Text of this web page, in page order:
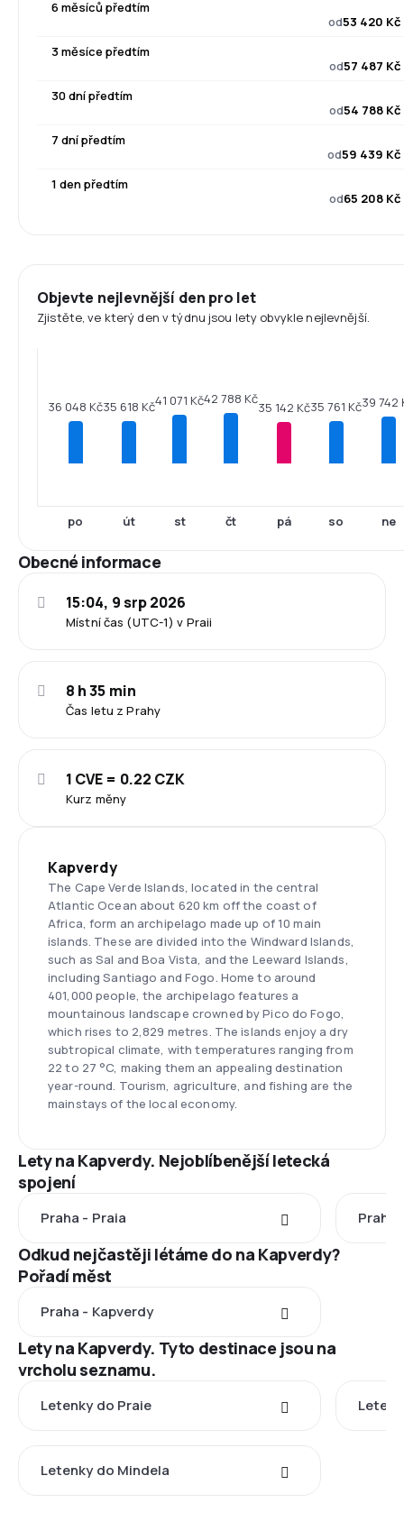
6 měsíců předtím
od53 420 Kč
3 měsíce předtím
od57 487 Kč
30 dní předtím
od54 788 Kč
7 dní předtím
od59 439 Kč
1 den předtím
od65 208 Kč
Objevte nejlevnější den pro let
Zjistěte, ve který den v týdnu jsou lety obvykle nejlevnější.
36 048 Kč
po
35 618 Kč
út
41 071 Kč
st
42 788 Kč
čt
35 142 Kč
pá
35 761 Kč
so
39 742
ne
Obecné informace
Místní čas (UTC-1) v Praii
15:04, 9 srp 2026
Čas letu z Prahy
8 h 35 min
Kurz měny
1 CVE = 0.22 CZK
Kapverdy
The Cape Verde Islands, located in the central
Atlantic Ocean about 620 km off the coast of
Africa, form an archipelago made up of 10 main
islands. These are divided into the Windward Islands,
such as Sal and Boa Vista, and the Leeward Islands,
including Santiago and Fogo. Home to around
401,000 people, the archipelago features a
mountainous landscape crowned by Pico do Fogo,
which rises to 2,829 metres. The islands enjoy a dry
subtropical climate, with temperatures ranging from
22 to 27 °C, making them an appealing destination
year-round. Tourism, agriculture, and fishing are the
mainstays of the local economy.
Lety na Kapverdy. Nejoblíbenější letecká
spojení
Praha - Praia Praha
Odkud nejčastěji létáme do na Kapverdy?
Pořadí měst
Praha - Kapverdy
Lety na Kapverdy. Tyto destinace jsou na
vrcholu seznamu.
Letenky do Praie
Letenky do Mindela